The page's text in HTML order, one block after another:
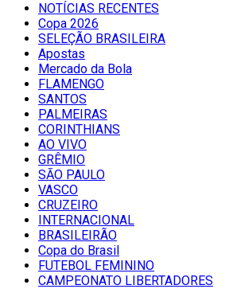
NOTÍCIAS RECENTES
Copa 2026
SELEÇÃO BRASILEIRA
Apostas
Mercado da Bola
FLAMENGO
SANTOS
PALMEIRAS
CORINTHIANS
AO VIVO
GRÊMIO
SĀO PAULO
VASCO
CRUZEIRO
INTERNACIONAL
BRASILEIRÃO
Copa do Brasil
FUTEBOL FEMININO
CAMPEONATO LIBERTADORES